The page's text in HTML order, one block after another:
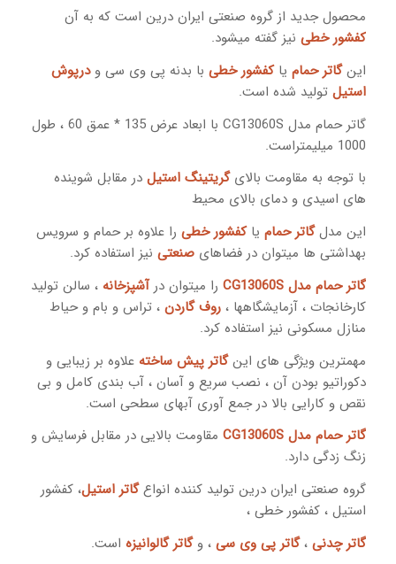
محصول جدید از گروه صنعتی ایران درین است که به آن
کفشور خطینیز گفته میشود.
اینگاتر حمامیاکفشور خطیبا بدنه پی وی سی ودرپوش
استیلتولید شده است.
گاتر حمام مدل CG13060S با ابعاد عرض 135 * عمق 60 ، طول
1000 میلیمتراست.
با توجه به مقاومت بالایگریتینگ استیلدر مقابل شوینده
های اسیدی و دمای بالای محیط
این مدلگاتر حمامیاکفشور خطیرا علاوه بر حمام و سرویس
بهداشتی ها میتوان در فضاهای صنعتینیز استفاده کرد.
گاتر حمام مدل CG13060S
را میتوان درآشپزخانه ، سالن تولید
کارخانجات ، آزمایشگاهها ، روف گاردن، تراس و بام و حیاط
منازل مسکونی نیز استفاده کرد.
مهمترین ویژگی های اینگاتر پیش ساخته علاوه بر زیبایی و
دکوراتیو بودن آن ، نصب سریع و آسان ، آب بندی کامل و بی
نقص و کارایی بالا در جمع آوری آبهای سطحی است.
گاتر حمام مدل CG13060S
مقاومت بالایی در مقابل فرسایش و
زنگ زدگی دارد.
گروه صنعتی ایران درین تولید کننده انواعگاتر استیل، کفشور
استیل ، کفشور خطی ،
گاتر چدنی،گاتر پی وی سی، وگاتر گالوانیزهاست.